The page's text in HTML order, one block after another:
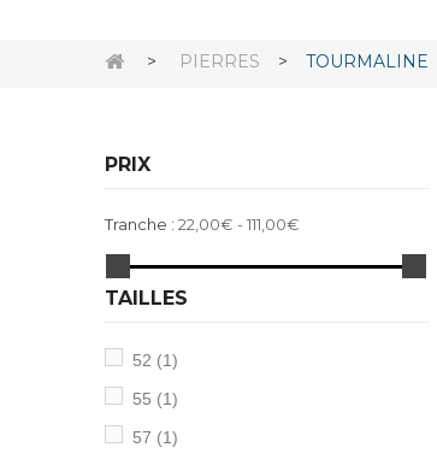
> PIERRES > TOURMALINE
PRIX
Tranche : 22,00€ - 111,00€
TAILLES
52 (1)
55 (1)
57 (1)